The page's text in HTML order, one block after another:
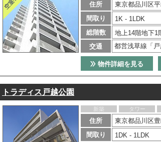
住所
東京都品川区
間取り
1K - 1LDK
総階数
地上14階地下1
交通
都営浅草線「
物件詳細を見る
トラディス戸越公園
新築 タワー
住所
東京都品川区
間取り
1DK - 1LDK